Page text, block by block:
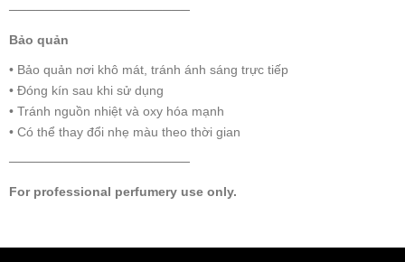
────────────────────
Bảo quản
• Bảo quản nơi khô mát, tránh ánh sáng trực tiếp
• Đóng kín sau khi sử dụng
• Tránh nguồn nhiệt và oxy hóa mạnh
• Có thể thay đổi nhẹ màu theo thời gian
────────────────────
For professional perfumery use only.